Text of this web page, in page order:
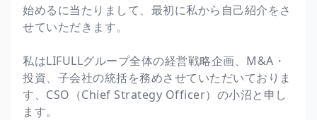
始めるに当たりまして、最初に私から自己紹介をさ
せていただきます。
私はLIFULLグループ全体の経営戦略企画、M&A・
投資、子会社の統括を務めさせていただいておりま
す、CSO（Chief Strategy Officer）の小沼と申し
ます。